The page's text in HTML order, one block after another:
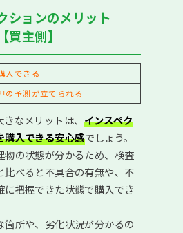
ションのメリット
【買主側】
できる
予測が立てられる
なメリットは、 インスペク
購入できる安心感でしょう。
物の状態が分かるため、検査
比べると不具合の有無や、不
に把握できた状態で購入でき
箇所や、劣化状況が分かるの